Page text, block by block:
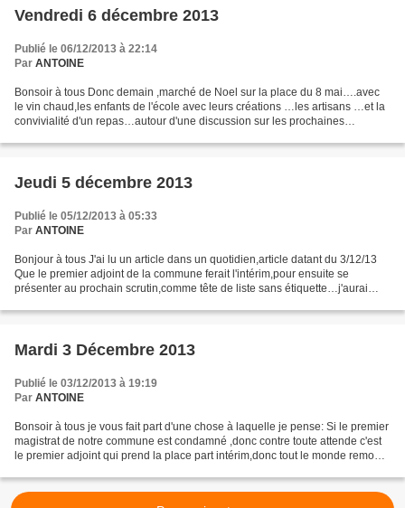
Vendredi 6 décembre 2013
Publié le 06/12/2013 à 22:14
Par ANTOINE
Bonsoir à tous Donc demain ,marché de Noel sur la place du 8 mai….avec
le vin chaud,les enfants de l'école avec leurs créations …les artisans …et la
convivialité d'un repas…autour d'une discussion sur les prochaines
Jeudi 5 décembre 2013
Publié le 05/12/2013 à 05:33
Par ANTOINE
Bonjour à tous J'ai lu un article dans un quotidien,article datant du 3/12/13
Que le premier adjoint de la commune ferait l'intérim,pour ensuite se
présenter au prochain scrutin,comme tête de liste sans étiquette…j'aurai
Mardi 3 Décembre 2013
Publié le 03/12/2013 à 19:19
Par ANTOINE
Bonsoir à tous je vous fait part d'une chose à laquelle je pense: Si le premier
magistrat de notre commune est condamné ,donc contre toute attende c'est
le premier adjoint qui prend la place part intérim,donc tout le monde remonte